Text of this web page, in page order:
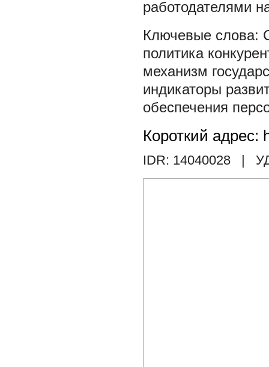
работодателями
политика
механизм
индикаторы
обеспечения
Короткий адрес:
IDR: 14040028 |